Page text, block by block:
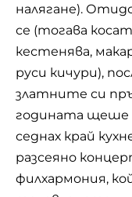
налягане).
се (тогава
кестенява,
руси кичури),
златните си
годината щеше
седнах край
разсеяно
филхармония,